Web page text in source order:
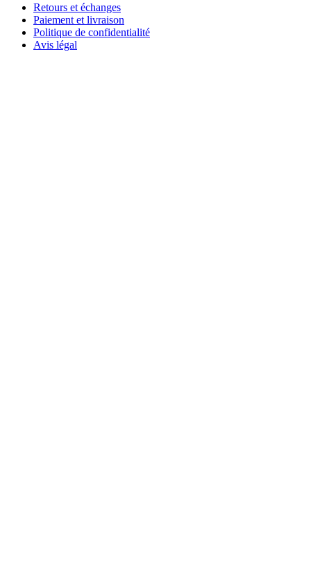
Retours et échanges
Paiement et livraison
Politique de confidentialité
Avis légal